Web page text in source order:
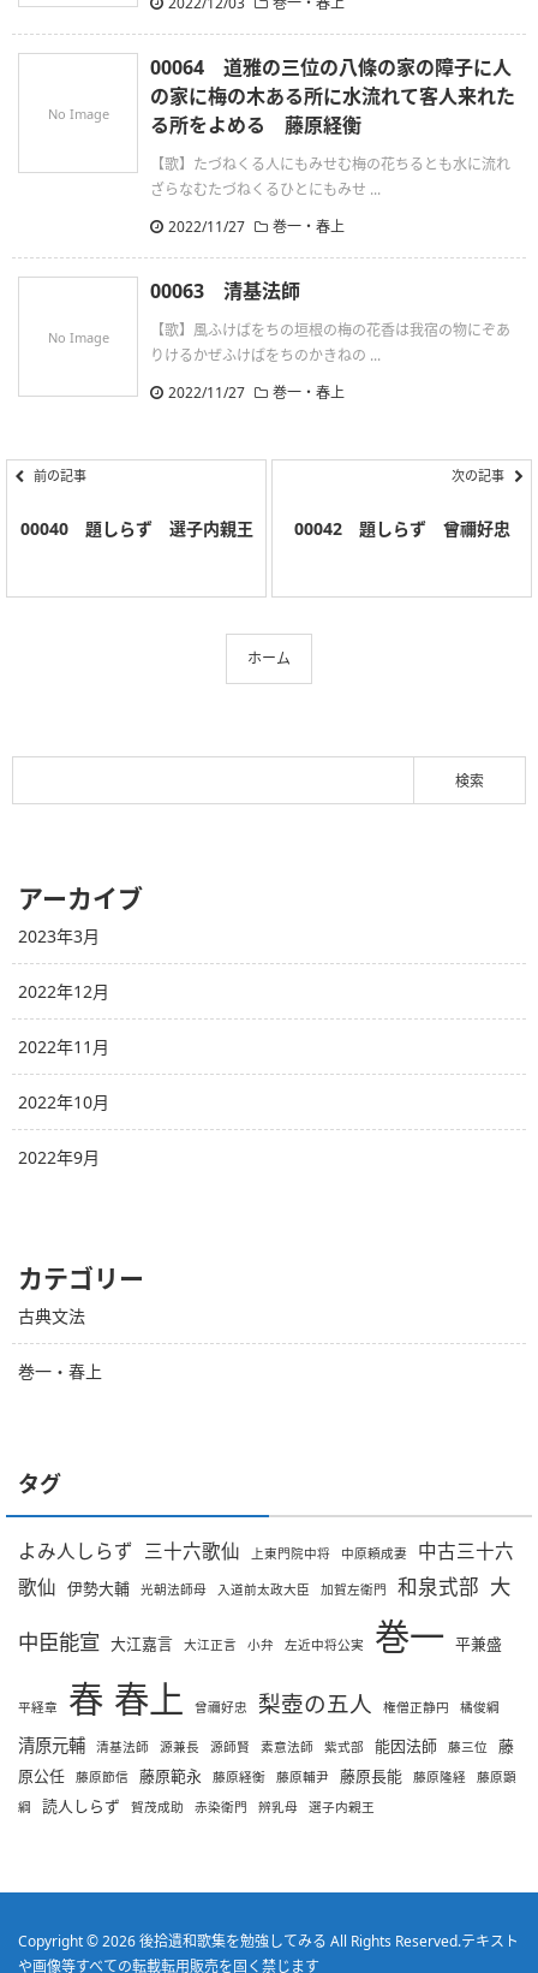
No Image
00064 道雅の三位の八條の家の障子に人
の家に梅の木ある所に水流れて客人来れた
る所をよめる 藤原経衡
【歌】たづねくる人にもみせむ梅の花ちるとも水に流れ
ざらなむたづねくるひとにもみせ ...
2022/11/27
巻一・春上
No Image
00063 清基法師
【歌】風ふけばをちの垣根の梅の花香は我宿の物にぞあ
りけるかぜふけばをちのかきねの ...
2022/11/27
巻一・春上
前の記事
00040 題しらず 選子内親王
次の記事
00042 題しらず 曾禰好忠
ホーム
アーカイブ
2023年3月
2022年12月
2022年11月
2022年10月
2022年9月
カテゴリー
古典文法
巻一・春上
タグ
よみ人しらず 三十六歌仙 上東門院中将 中原頼成妻
中古三十六
歌仙 伊勢大輔 光朝法師母 入道前太政大臣 加賀左衛門 和泉式部 大
中臣能宣 大江嘉言 大江正言 小弁 左近中将公実 巻一 平兼盛
平経章 春 春上 曾禰好忠 梨壺の五人 権僧正静円 橘俊綱
清原元輔 清基法師 源兼長 源師賢 素意法師 紫式部 能因法師 藤三位
藤
原公任
藤原節信 藤原範永 藤原経衡 藤原輔尹 藤原長能 藤原隆経
藤原顕
綱
読人しらず 賀茂成助 赤染衛門 辨乳母 選子内親王
Copyright © 2026後拾遺和歌集を勉強してみる All Rights Reserved.テキスト
や画像等すべての転載転用販売を固く禁じます